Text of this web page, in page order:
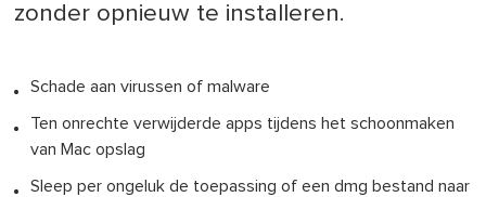
zonder opnieuw te installeren.
Schade aan virussen of malware
Ten onrechte verwijderde apps tijdens het schoonmaken
van Mac opslag
Sleep per ongeluk de toepassing of een dmg bestand naar